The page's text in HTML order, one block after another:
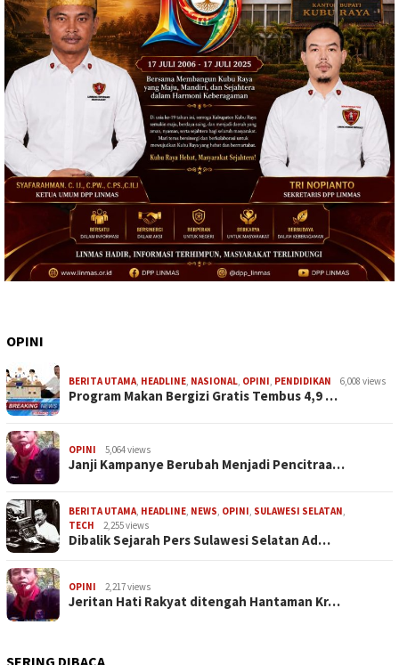
OPINI
BERITA UTAMA, HEADLINE, NASIONAL, OPINI, PENDIDIKAN 6,008 views
Program Makan Bergizi Gratis Tembus 4,9 …
OPINI 5,064 views
Janji Kampanye Berubah Menjadi Pencitraa…
BERITA UTAMA, HEADLINE, NEWS, OPINI, SULAWESI SELATAN,
TECH
2,255 views
Dibalik Sejarah Pers Sulawesi Selatan Ad…
OPINI 2,217 views
Jeritan Hati Rakyat ditengah Hantaman Kr…
SERING DIBACA